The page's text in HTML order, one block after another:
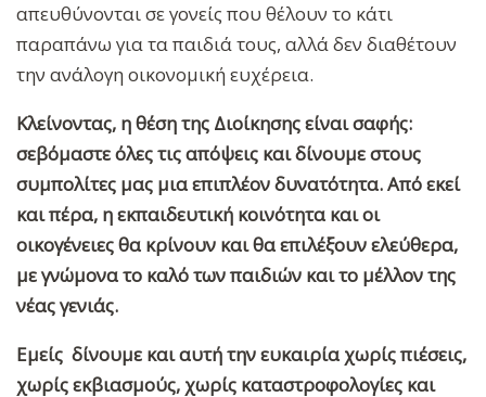
απευθύνονται σε γονείς που θέλουν το κάτι
παραπάνω για τα παιδιά τους, αλλά δεν διαθέτουν
την ανάλογη οικονομική ευχέρεια.
Κλείνοντας, η θέση της Διοίκησης είναι σαφής:
σεβόμαστε όλες τις απόψεις και δίνουμε στους
συμπολίτες μας μια επιπλέον δυνατότητα. Από εκεί
και πέρα, η εκπαιδευτική κοινότητα και οι
οικογένειες θα κρίνουν και θα επιλέξουν ελεύθερα,
με γνώμονα το καλό των παιδιών και το μέλλον της
νέας γενιάς.
Εμείς δίνουμε και αυτή την ευκαιρία χωρίς πιέσεις,
χωρίς εκβιασμούς, χωρίς καταστροφολογίες και